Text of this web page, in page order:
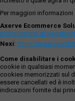
Per maggiori
Axerve Ecommerce
policy/servizi-di-
Nexi: https://www.nexi.it/
Come disabilitare i
cookie in qualsiasi
cookies memorizzati sul
essere cancellati ed è
indicazioni fornite dai